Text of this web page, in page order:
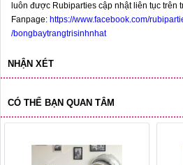
luôn được Rubiparties cập nhật liên tục trên
Fanpage: https://www.facebook.com/
/bongbaytrangtrisinhnhat
NHẬN XÉT
CÓ THỂ BẠN QUAN TÂM